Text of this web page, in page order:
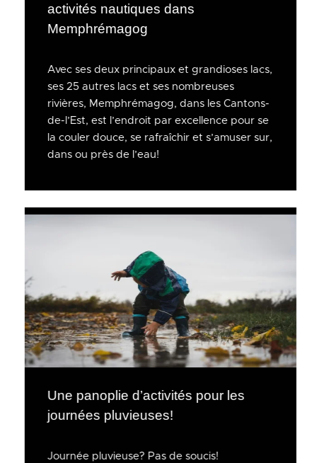
activités nautiques dans
Memphrémagog
Avec ses deux principaux et grandioses lacs,
ses 25 autres lacs et ses nombreuses
rivières, Memphrémagog, dans les Cantons-
de-l’Est, est l’endroit par excellence pour se
la couler douce, se rafraîchir et s’amuser sur,
dans ou près de l’eau!
Une panoplie d’activités pour les
journées pluvieuses!
Journée pluvieuse? Pas de soucis!